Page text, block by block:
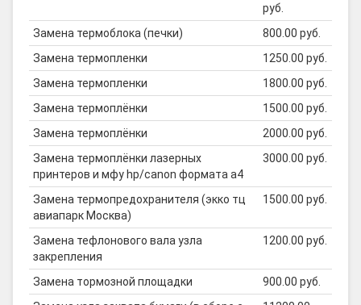
руб.
Замена термоблока (печки)
800.00 руб.
Замена термопленки
1250.00 руб.
Замена термопленки
1800.00 руб.
Замена термоплёнки
1500.00 руб.
Замена термоплёнки
2000.00 руб.
Замена термоплёнки лазерных
принтеров и мфу hp/canon формата а4
3000.00 руб.
Замена термопредохранителя (экко тц
авиапарк Москва)
1500.00 руб.
Замена тефлонового вала узла
закрепления
1200.00 руб.
Замена тормозной площадки
900.00 руб.